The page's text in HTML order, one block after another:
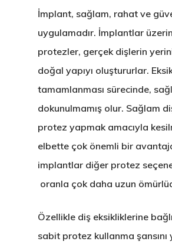
İmplant, sağlam, rahat ve
uygulamadır. İmplantlar
protezler, gerçek dişlerin
doğal yapıyı oluştururlar.
tamamlanması sürecinde,
dokunulmamış olur. Sağlam
protez yapmak amacıyla
elbette çok önemli bir
implantlar diğer protez
oranla çok daha uzun
Özellikle diş eksikliklerine
sabit protez kullanma şansını